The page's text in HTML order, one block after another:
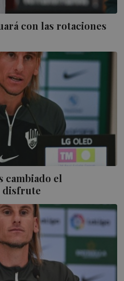
con las rotaciones
cambiado el
disfrute